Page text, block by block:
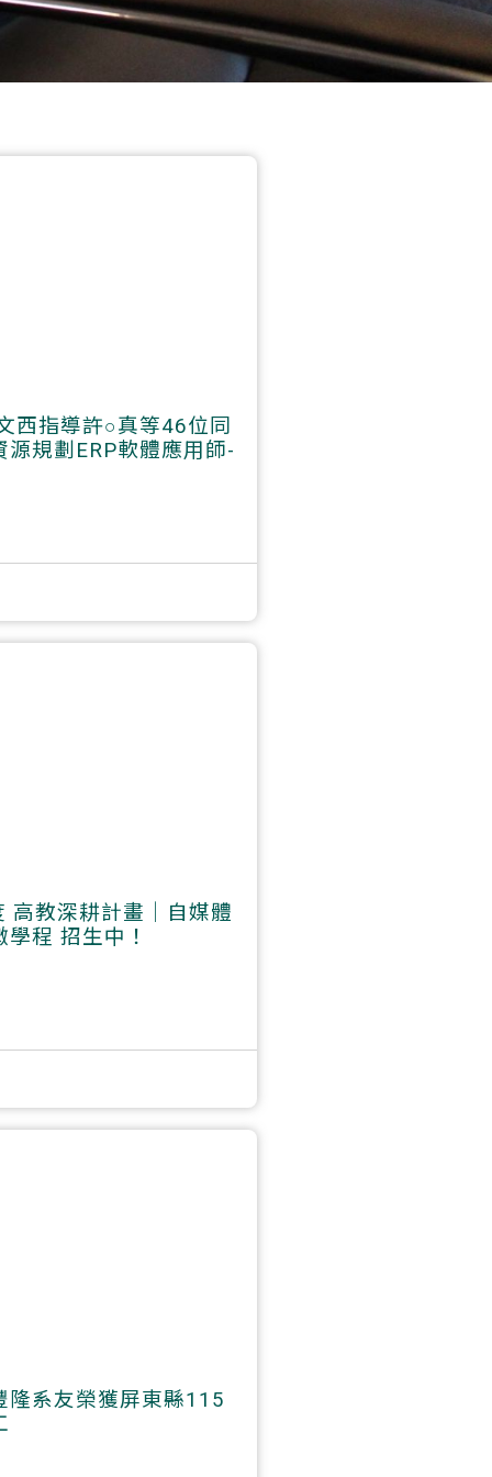
西指導許○真等46位同
源規劃ERP軟體應用師-
高教深耕計畫｜自媒體
程 招生中！
隆系友榮獲屏東縣115